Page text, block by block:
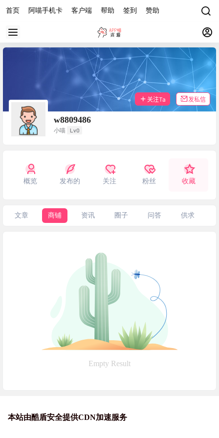
首页 阿喵手机卡 客户端 帮助 签到 赞助
w8809486
小喵 Lv0
关注Ta 发私信
概览 发布的 关注 粉丝 收藏
文章 商铺 资讯 圈子 问答 供求
Empty Result
本站由酷盾安全提供CDN加速服务